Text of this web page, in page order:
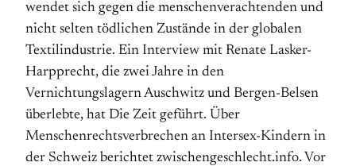
wendet sich gegen die menschenverachtenden und
nicht selten tödlichen Zustände in der globalen
Textilindustrie. Ein Interview mit Renate Lasker-
Harpprecht, die zwei Jahre in den
Vernichtungslagern Auschwitz und Bergen-Belsen
überlebte, hat Die Zeit geführt. Über
Menschenrechtsverbrechen an Intersex-Kindern in
der Schweiz berichtet zwischengeschlecht.info. Vor